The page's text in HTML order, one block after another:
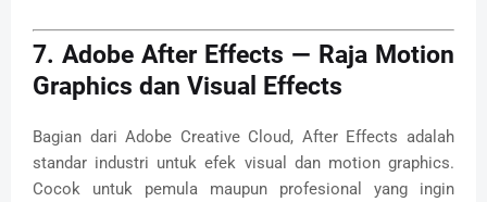
7. Adobe After Effects — Raja Motion
Graphics dan Visual Effects
Bagian dari Adobe Creative Cloud, After Effects adalah
standar industri untuk efek visual dan motion graphics.
Cocok untuk pemula maupun profesional yang ingin